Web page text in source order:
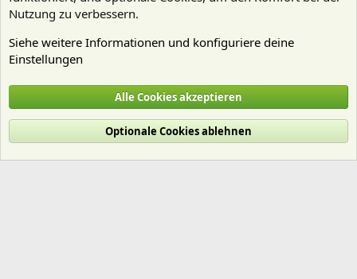
Cookies
Deutsch (Du)
Nutzungsbedingungen
Datenschutz Hilfe und Impressum
R
Nutzung zu verbessern.
Siehe weitere Informationen und konfiguriere deine
Einstellungen
Alle Cookies akzeptieren
Optionale Cookies ablehnen